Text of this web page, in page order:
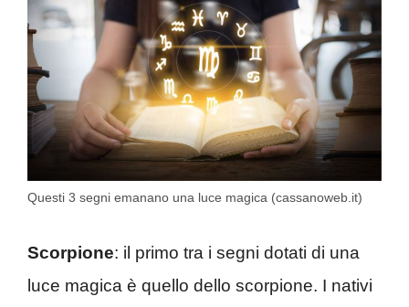
Questi 3 segni emanano una luce magica (cassanoweb.it)
Scorpione: il primo tra i segni dotati di una
luce magica è quello dello scorpione. I nativi